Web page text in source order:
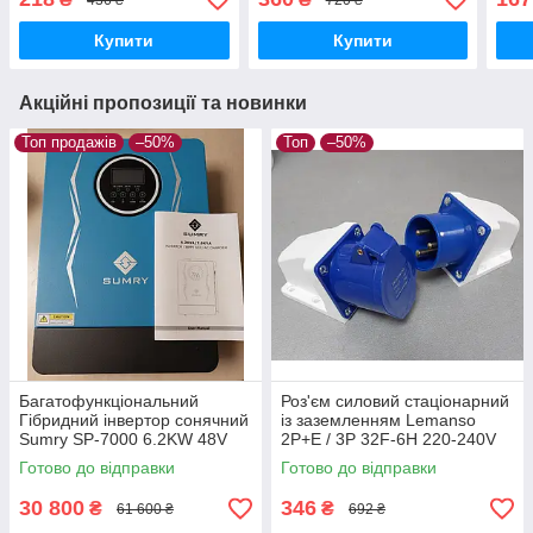
Vestum без решітки
Купити
датчиком руху
Купити
Акційні пропозиції та новинки
Топ продажів –50%
Багатофункціональний
Гібридний інвертор сонячний
Sumry SP-7000 6.2KW 48V
ефективне резервне
електропостачання для дому
та офісу
Готово до відправки
30 800 ₴ 61 600 ₴
Топ –50%
Роз'єм силовий стаціонарний
із заземленням Lemanso
2P+E / 3P 32F-6H 220-240V
IP44 комплект
Готово до відправки
346 ₴ 692 ₴